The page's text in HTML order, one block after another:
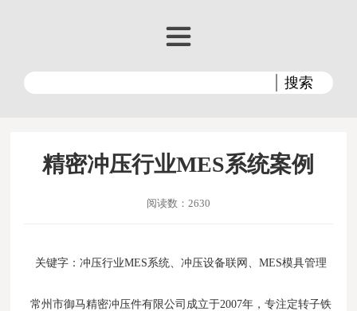
精密冲压行业MES系统案例
阅读数：2630
关键字：冲压行业MES系统、冲压设备联网、MES模具管理
常州市御马精密冲压件有限公司成立于2007年，专注定转子铁